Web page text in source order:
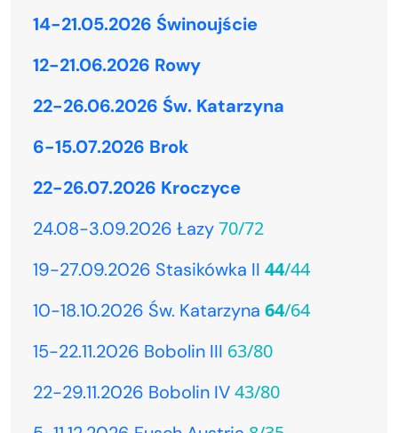
14-21.05.2026 Świnoujście
12-21.06.2026 Rowy
22-26.06.2026 Św. Katarzyna
6-15.07.2026 Brok
22-26.07.2026 Kroczyce
24.08-3.09.2026 Łazy70/72
19-27.09.2026 Stasikówka II 44/44
10-18.10.2026 Św. Katarzyna 64/64
15-22.11.2026 Bobolin III 63/80
22-29.11.2026 Bobolin IV43/80